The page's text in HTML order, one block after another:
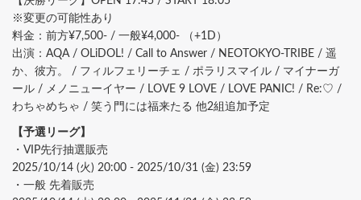
※変更の可能性あり
料金：前方¥7,500- / 一般¥4,000- （+1D）
出演：AQA / OLiDOL! / Call to Answer / NEOTOKYO-TRIBE / 遥
か、彼方。 / フィルフェリーチェ / ポラリスマイル / マイナーガ
ール / メノニューイヤー / LOVE 9 LOVE / LOVE PANIC! / Re:♡ /
わちゃめちゃ / 笑う門には福来たる 他2組追加予定
【予選リーグ】
・VIP先行抽選販売
2025/10/14 (火) 20:00 - 2025/10/31 (金) 23:59
・一般 先着販売